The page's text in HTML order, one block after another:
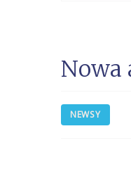
Nowa
NEWSY